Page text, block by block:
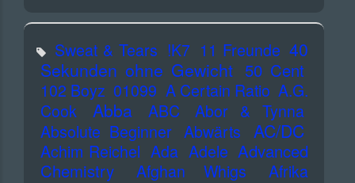
Sweat & Tears !K7 11 Freunde 40
Sekunden ohne Gewicht 50 Cent
102 Boyz 01099 A Certain Ratio A.G.
Cook
Abba ABC
Abor & Tynna
Absolute Beginner Abwärts AC/DC
Achim Reichel Ada Adele Advanced
Chemistry
Afghan Whigs
Afrika